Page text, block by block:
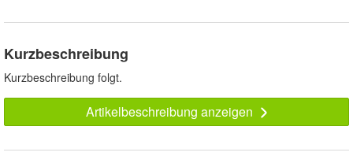
Kurzbeschreibung
Kurzbeschreibung folgt.
Artikelbeschreibung anzeigen